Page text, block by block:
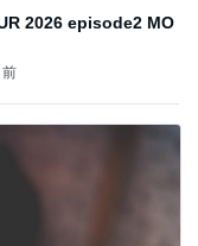
2026 episode2 MO